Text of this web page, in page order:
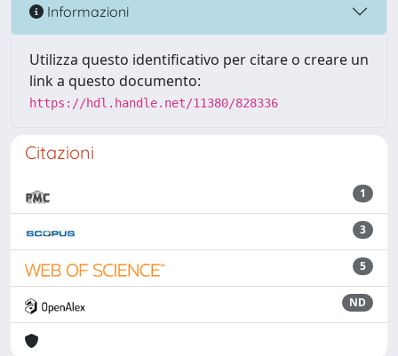
Informazioni
Utilizza questo identificativo per citare o creare un
link a questo documento:
https://hdl.handle.net/11380/828336
Citazioni
1
3
5
ND